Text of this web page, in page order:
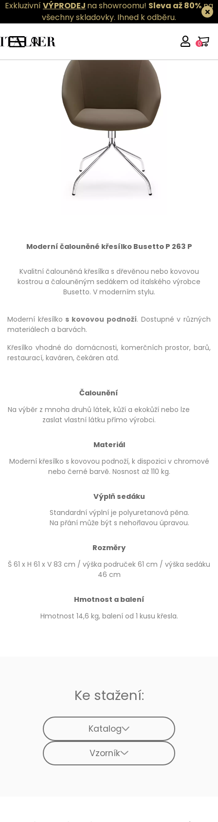
ExkluzivníVÝPRODEJ na showroomu! Sleva až 80%na
všechny skladovky. Ihned k odběru.
0
Moderní čalouněné křesílko Busetto P 263 P
Kvalitní čalouněná křesílka s dřevěnou nebo kovovou
kostrou a čalouněným sedákem od italského výrobce
Busetto. V moderním stylu.
Moderní křesílko s kovovou podnoží. Dostupné v různých
materiálech a barvách.
Křesílko vhodné do domácnosti, komerčních prostor, barů,
restaurací, kaváren, čekáren atd.
Čalounění
Na výběr z mnoha druhů látek, kůží a ekokůží nebo lze
zaslat vlastní látku přímo výrobci.
Materiál
Moderní křesílko s kovovou podnoží, k dispozici v chromové
nebo černé barvě. Nosnost až 110 kg.
Výplň sedáku
Standardní výplní je polyuretanová pěna.
Na přání může být s nehořlavou úpravou.
Rozměry
Š 61 x H 61 x V 83 cm / výška područek 61 cm / výška sedáku
46 cm
Hmotnost a balení
Hmotnost 14,6 kg, balení od 1 kusu křesla.
Ke stažení:
Katalog
Vzorník